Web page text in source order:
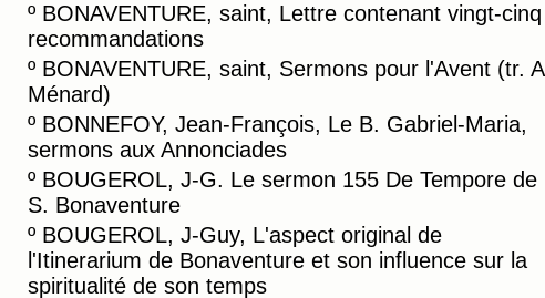
º BONAVENTURE, saint, Lettre contenant vingt-cinq
recommandations
º BONAVENTURE, saint, Sermons pour l'Avent (tr. A
Ménard)
º BONNEFOY, Jean-François, Le B. Gabriel-Maria,
sermons aux Annonciades
º BOUGEROL, J-G. Le sermon 155 De Tempore de
S. Bonaventure
º BOUGEROL, J-Guy, L'aspect original de
l'Itinerarium de Bonaventure et son influence sur la
spiritualité de son temps